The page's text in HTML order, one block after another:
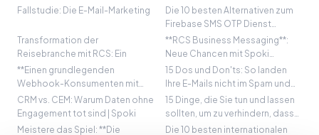
die Anrufwarteschlangen voll
Revolutionieren Sie Ihr Business
mit Spoki
Fallstudie: Die E-Mail-Marketing
Die 10 besten Alternativen zum
Firebase SMS OTP Dienst
(Günstiger und Zuverlässiger)
Transformation der
Reisebranche mit RCS: Ein
**RCS Business Messaging**:
Neue Chancen mit Spoki
erschließen
**Einen grundlegenden
Webhook-Konsumenten mit
Azure Functions erstellen** für
grenzenlose Automatisierung
15 Dos und Don'ts: So landen
Ihre E-Mails nicht im Spam und
auf Blacklists
CRM vs. CEM: Warum Daten ohne
Engagement tot sind | Spoki
15 Dinge, die Sie tun und lassen
sollten, um zu verhindern, dass
Ihre E-Mails blockiert oder auf
Meistere das Spiel: **Die
Die 10 besten internationalen